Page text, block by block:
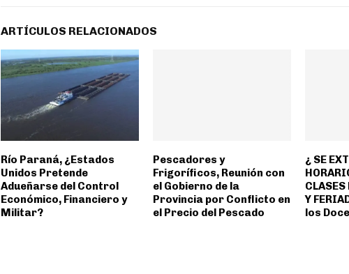
ARTÍCULOS RELACIONADOS
Río Paraná, ¿Estados
Unidos Pretende
Adueñarse del Control
Económico, Financiero y
Militar?
Pescadores y
Frigoríficos, Reunión con
el Gobierno de la
Provincia por Conflicto en
el Precio del Pescado
¿ SE
CLASES
Y
los